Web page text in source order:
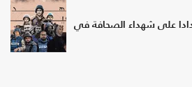
حدادا على شهداء الصحافة في